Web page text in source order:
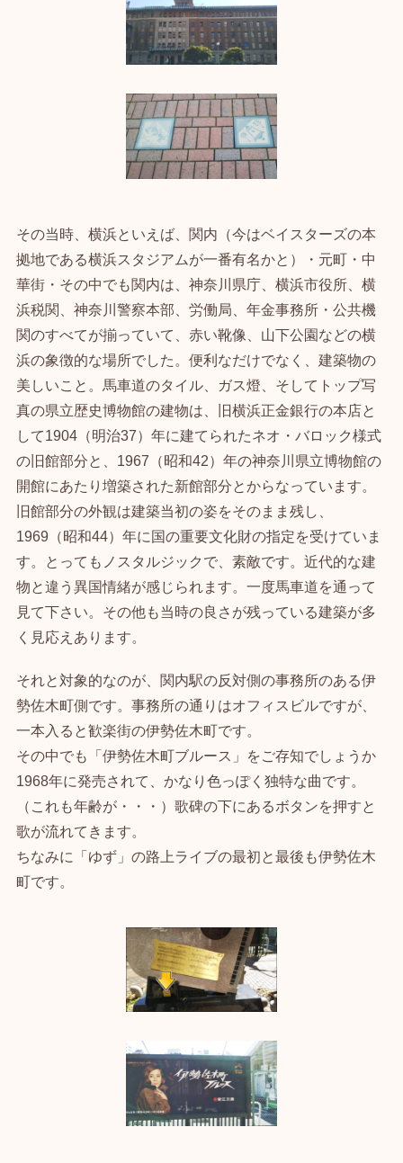
その当時、横浜といえば、関内（今はベイスターズの本
拠地である横浜スタジアムが一番有名かと）・元町・中
華街・その中でも関内は、神奈川県庁、横浜市役所、横
浜税関、神奈川警察本部、労働局、年金事務所・公共機
関のすべてが揃っていて、赤い靴像、山下公園などの横
浜の象徴的な場所でした。便利なだけでなく、建築物の
美しいこと。馬車道のタイル、ガス燈、そしてトップ写
真の県立歴史博物館の建物は、旧横浜正金銀行の本店と
して1904（明治37）年に建てられたネオ・バロック様式
の旧館部分と、1967（昭和42）年の神奈川県立博物館の
開館にあたり増築された新館部分とからなっています。
旧館部分の外観は建築当初の姿をそのまま残し、
1969（昭和44）年に国の重要文化財の指定を受けていま
す。とってもノスタルジックで、素敵です。近代的な建
物と違う異国情緒が感じられます。一度馬車道を通って
見て下さい。その他も当時の良さが残っている建築が多
く見応えあります。
それと対象的なのが、関内駅の反対側の事務所のある伊
勢佐木町側です。事務所の通りはオフィスビルですが、
一本入ると歓楽街の伊勢佐木町です。
その中でも「伊勢佐木町ブルース」をご存知でしょうか
1968年に発売されて、かなり色っぽく独特な曲です。
（これも年齢が・・・）歌碑の下にあるボタンを押すと
歌が流れてきます。
ちなみに「ゆず」の路上ライブの最初と最後も伊勢佐木
町です。